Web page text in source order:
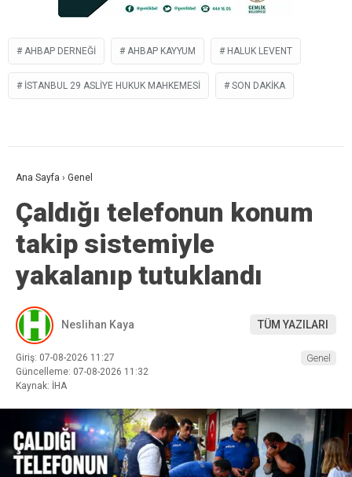
AHBAP DERNEĞI AHBAP KAYYUM HALUK LEVENT
İSTANBUL 29 ASLIYE HUKUK MAHKEMESI SON DAKIKA
Ana Sayfa › Genel
Çaldığı telefonun konum
takip sistemiyle
yakalanıp tutuklandı
Neslihan Kaya TÜM YAZILARI
Giriş: 07-08-2026 11:27
Güncelleme: 07-08-2026 11:32
Kaynak: İHA
Genel